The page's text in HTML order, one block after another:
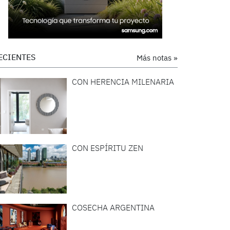
Más notas »
CON HERENCIA MILENARIA
CON ESPÍRITU ZEN
COSECHA ARGENTINA